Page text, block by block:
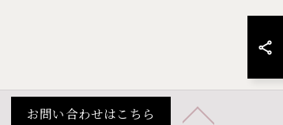
お問い合わせはこちら